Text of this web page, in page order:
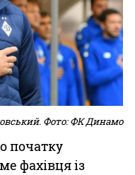
Фото: ФК Динамо
початку
фахівця із